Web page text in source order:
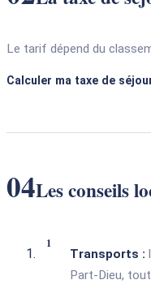
Le tarif dépend du
Calculer ma taxe de
04Les conseils
Transports :
Part-Dieu,